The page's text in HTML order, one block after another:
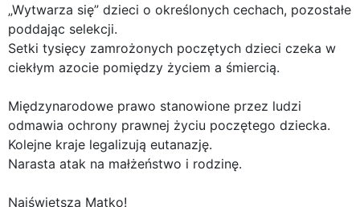
„Wytwarza się” dzieci o określonych cechach, pozostałe
poddając selekcji.
Setki tysięcy zamrożonych poczętych dzieci czeka w
ciekłym azocie pomiędzy życiem a śmiercią.
Międzynarodowe prawo stanowione przez ludzi
odmawia ochrony prawnej życiu poczętego dziecka.
Kolejne kraje legalizują eutanazję.
Narasta atak na małżeństwo i rodzinę.
Najświętsza Matko!